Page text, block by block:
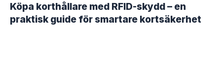
Köpa korthållare med RFID-skydd – en
praktisk guide för smartare kortsäkerhet